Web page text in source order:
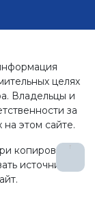
целях
Владельцы и
за
этом сайте.
копировании
источник в
↑